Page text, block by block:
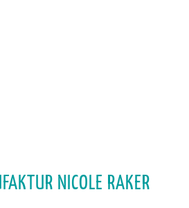
Bitte beachten Sie, dass dabei
NICOLE RAKER